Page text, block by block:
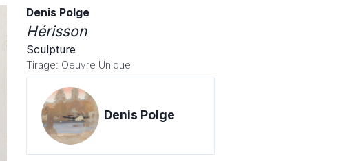
Denis Polge
Hérisson
Sculpture
Tirage: Oeuvre Unique
Denis Polge